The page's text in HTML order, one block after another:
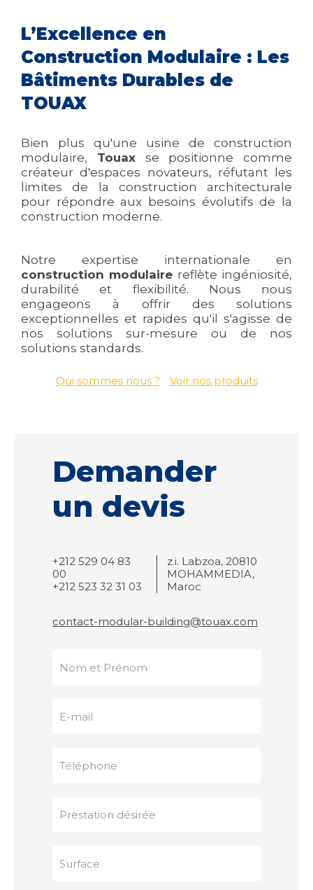
L’Excellence en
Construction Modulaire : Les
Bâtiments Durables de
TOUAX
Bien plus qu'une usine de construction
modulaire, Touaxse positionne comme
créateur d'espaces novateurs, réfutant les
limites de la construction architecturale
pour répondre aux besoins évolutifs de la
construction moderne.
Notre expertise internationale en
construction modulaire reflète ingéniosité,
durabilité et flexibilité. Nous nous
engageons à offrir des solutions
exceptionnelles et rapides qu'il s'agisse de
nos solutions sur-mesure ou de nos
solutions standards.
Qui sommes nous ? Voir nos produits
Demander
un devis
+212 529 04 83
00
+212 523 32 31 03
z.i. Labzoa, 20810
MOHAMMEDIA,
Maroc
contact-modular-building@touax.com